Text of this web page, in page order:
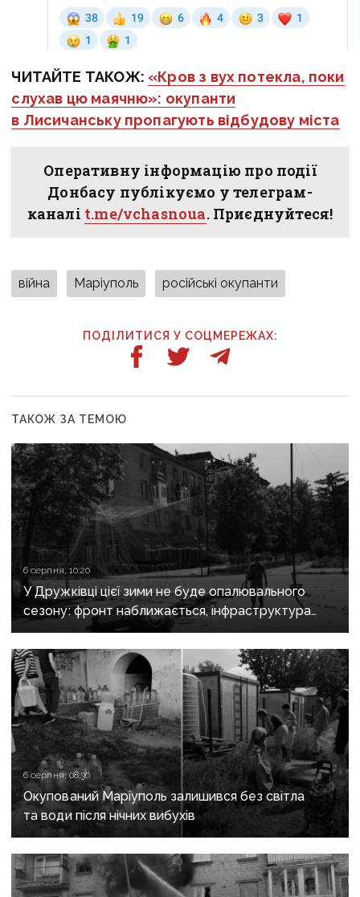
ЧИТАЙТЕ ТАКОЖ: «Кров з вух потекла, поки
слухав цю маячню»: окупанти
в Лисичанську пропагують відбудову міста
Оперативну інформацію про події
Донбасу публікуємо у телеграм-
каналі t.me/vchasnoua. Приєднуйтеся!
війна Маріуполь російські окупанти
ПОДІЛИТИСЯ У СОЦМЕРЕЖАХ:
ТАКОЖ ЗА ТЕМОЮ
6 серпня, 10:20
У Дружківці цієї зими не буде опалювального
сезону: фронт наближається, інфраструктура
критично зруйнована
6 серпня, 08:36
Окупований Маріуполь залишився без світла
та води після нічних вибухів